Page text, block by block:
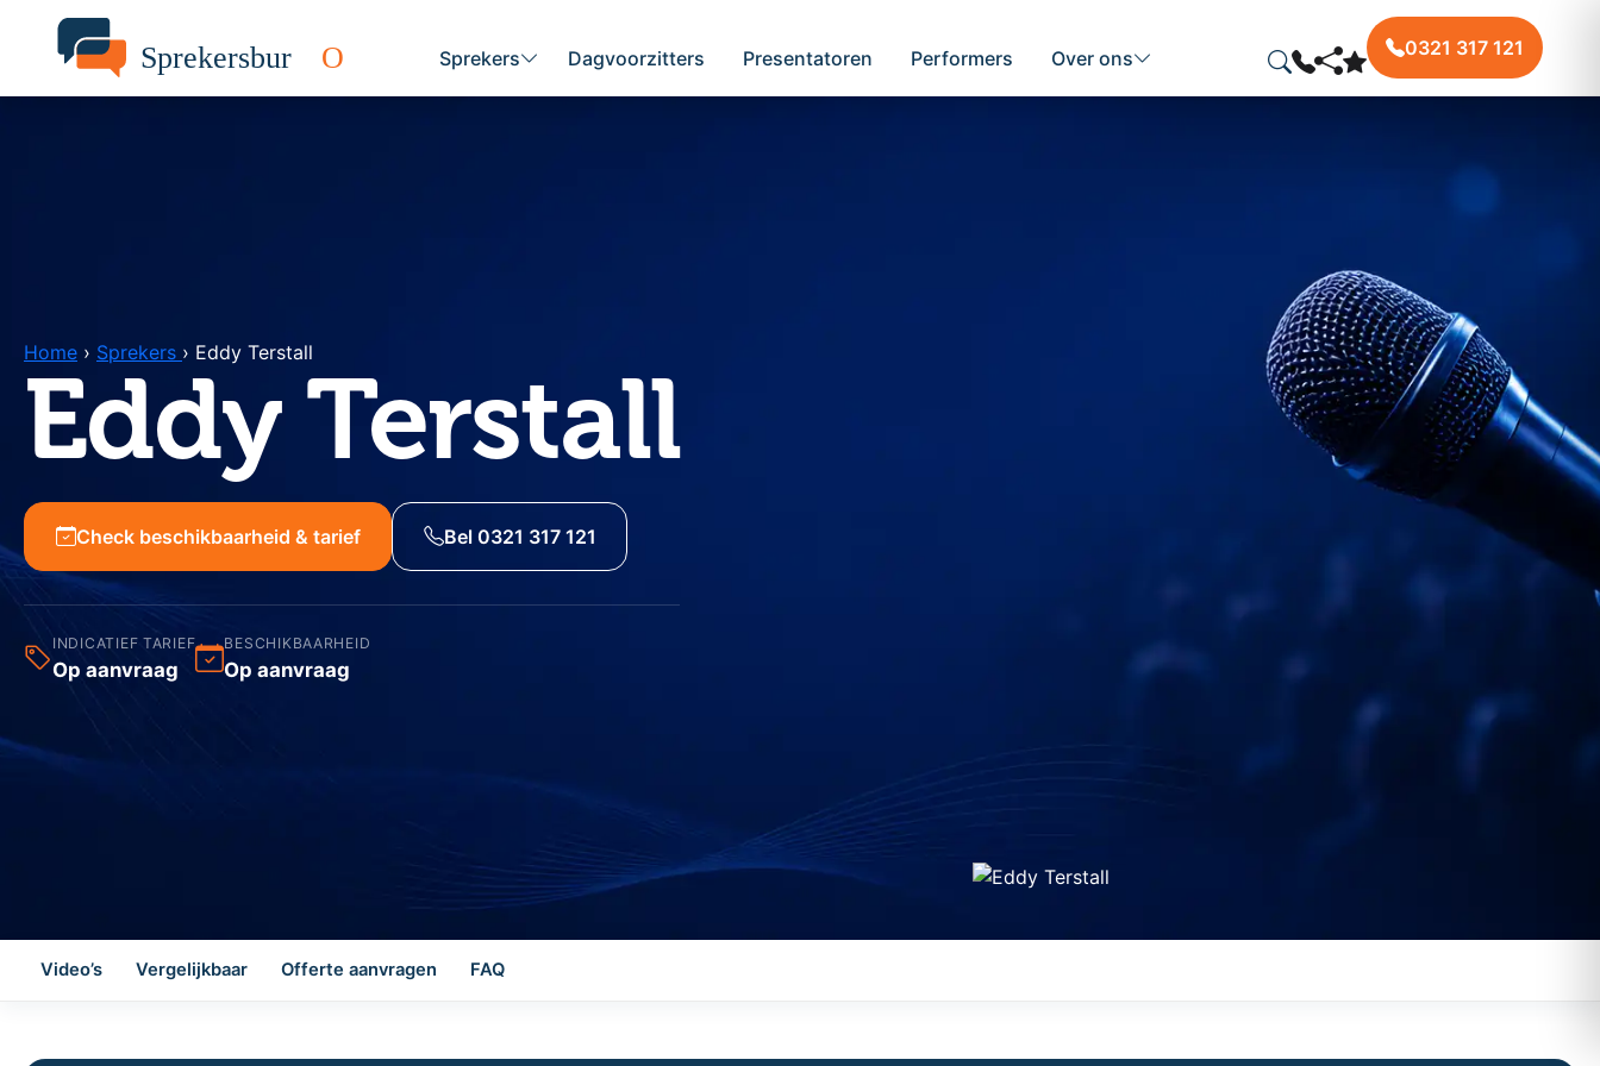
Sprekers Dagvoorzitters Presentatoren Performers Over ons 0321 317 121
Home › Sprekers › Eddy Terstall
Eddy Terstall
Check beschikbaarheid & tarief Bel 0321 317 121
INDICATIEF TARIEF
Op aanvraag
BESCHIKBAARHEID
Op aanvraag
Video’s Vergelijkbaar Offerte aanvragen FAQ